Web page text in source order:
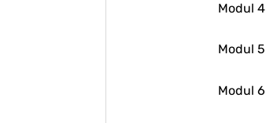
Modul 4
Modul 5
Modul 6